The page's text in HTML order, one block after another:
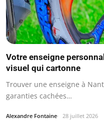
Votre enseigne
visuel qui cartonne
Trouver une enseigne à
garanties cachées…
Alexandre Fontaine 28 juillet 2026